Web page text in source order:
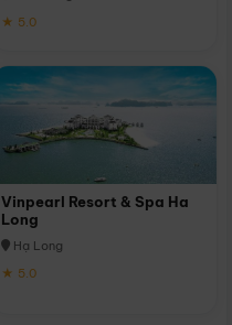
★ 5.0
Vinpearl Resort & Spa Ha
Long
Hạ Long
★ 5.0